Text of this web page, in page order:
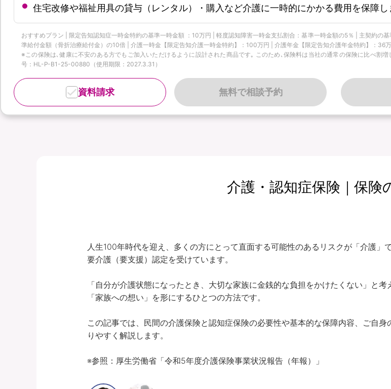
住宅改修や福祉用具の貸与（レンタル）・購入など介護に一時的にかかる費用を保障
おすすめプラン | 限定告知認知症一時金特約の基準一時金額 ：10万円 | 軽度認知障害一時金支払割合：基準一時金額の5％ | 主契約の
準給付金額（骨折治療給付金）の10倍 | 介護一時金【限定告知介護一時金特約】：100万円 | 介護年金【限定告知介護年金特約】：36
※この保険は､健康に不安のある方でもご加入いただけるように設計された商品です｡ このため､保険料は当社の通常の保険に比べ割
号：HL-P-B1-25-00880（使用期限：2027.3.31）
無料で相談予約
資料請求
介護・認知症保険｜保険
人生100年時代を迎え、多くの方にとって直面する可能性のあるリスクが「介護
要介護（要支援）認定を受けています。
「自分が介護状態になったとき、大切な家族に金銭的な負担をかけたくない」と
「家族への想い」を形にするひとつの方法です。
この記事では、民間の介護保険と認知症保険の必要性や基本的な保障内容、ご自
りやすく解説します。
※参照：厚生労働省「令和5年度介護保険事業状況報告（年報）」